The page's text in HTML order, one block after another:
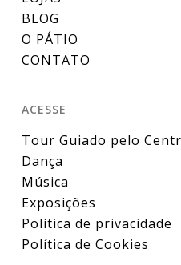
BLOG
O PÁTIO
CONTATO
ACESSE
Tour Guiado pelo
Dança
Música
Exposições
Política de privacidade
Política de Cookies